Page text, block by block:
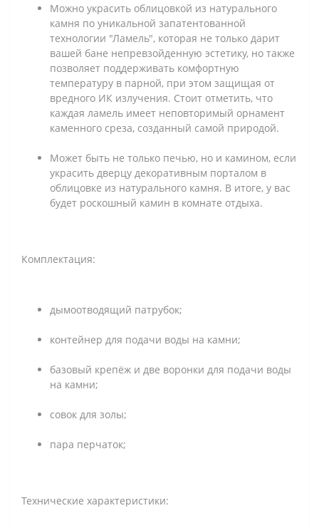
Можно украсить облицовкой из натурального
камня по уникальной запатентованной
технологии "Ламель", которая не только дарит
вашей бане непревзойденную эстетику, но также
позволяет поддерживать комфортную
температуру в парной, при этом защищая от
вредного ИК излучения. Стоит отметить, что
каждая ламель имеет неповторимый орнамент
каменного среза, созданный самой природой.
Может быть не только печью, но и камином, если
украсить дверцу декоративным порталом в
облицовке из натурального камня. В итоге, у вас
будет роскошный камин в комнате отдыха.
Комплектация:
дымоотводящий патрубок;
контейнер для подачи воды на камни;
базовый крепёж и две воронки для подачи воды
на камни;
совок для золы;
пара перчаток;
Технические характеристики: